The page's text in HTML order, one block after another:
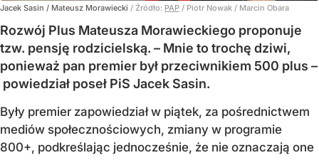
Jacek Sasin / Mateusz Morawiecki / Źródło: PAP / Piotr Nowak / Marcin Obara
Rozwój Plus Mateusza Morawieckiego proponuje
tzw. pensję rodzicielską. – Mnie to trochę dziwi,
ponieważ pan premier był przeciwnikiem 500 plus –
powiedział poseł PiS Jacek Sasin.
Były premier zapowiedział w piątek, za pośrednictwem
mediów społecznościowych, zmiany w programie
800+, podkreślając jednocześnie, że nie oznaczają one